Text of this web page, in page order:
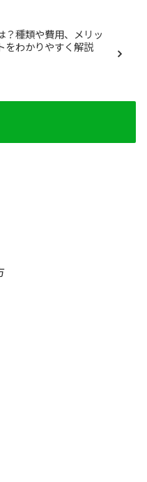
？種類や費用、メリッ
をわかりやすく解説